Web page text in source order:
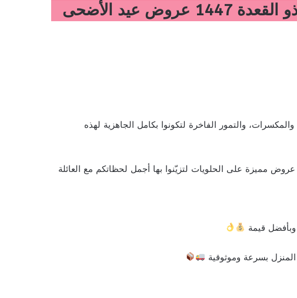
والتمور الفاخرة لتكونوا بكامل الجاهزية لهذه
عروض مميزة على الحلويات لتزيّنوا بها أجمل لحظاتكم مع العائلة
قيمة
بسرعة وموثوقية